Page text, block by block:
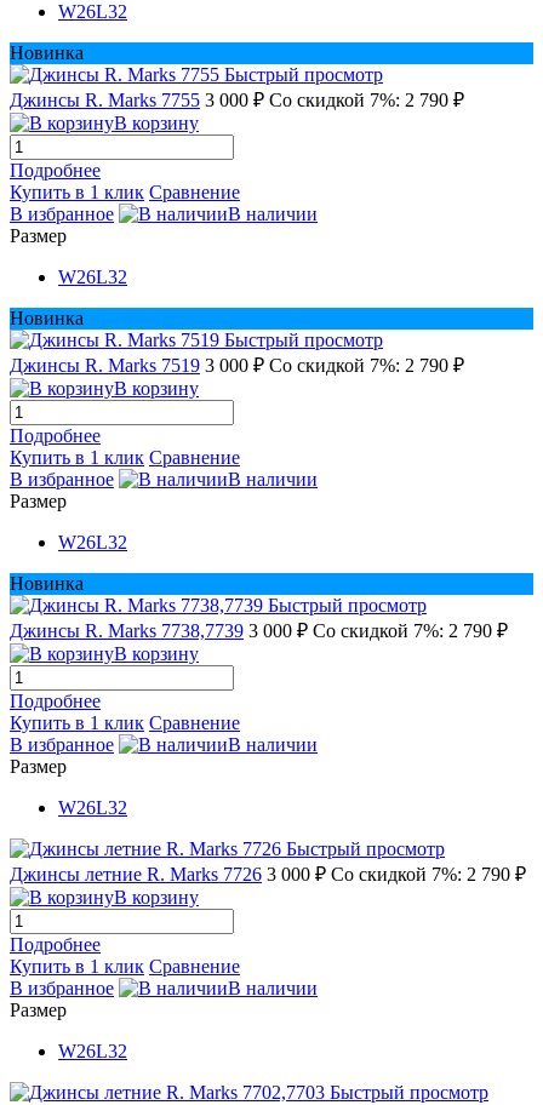
W26L32
Новинка
Быстрый просмотр
Джинсы R. Marks 7755 3 000 ₽ Со скидкой 7%: 2 790 ₽
В корзину
Подробнее
Купить в 1 клик Сравнение
В избранное
В наличии
Размер
W26L32
Новинка
Быстрый просмотр
Джинсы R. Marks 7519 3 000 ₽ Со скидкой 7%: 2 790 ₽
В корзину
Подробнее
Купить в 1 клик Сравнение
В избранное
В наличии
Размер
W26L32
Новинка
Быстрый просмотр
Джинсы R. Marks 7738,7739 3 000 ₽ Со скидкой 7%: 2 790 ₽
В корзину
Подробнее
Купить в 1 клик Сравнение
В избранное
В наличии
Размер
W26L32
Быстрый просмотр
Джинсы летние R. Marks 7726 3 000 ₽ Со скидкой 7%: 2 790 ₽
В корзину
Подробнее
Купить в 1 клик Сравнение
В избранное
В наличии
Размер
W26L32
Быстрый просмотр